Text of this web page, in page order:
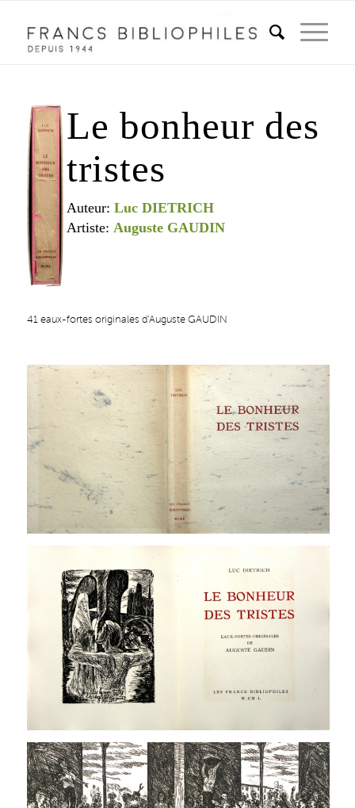
Le bonheur des
tristes
Auteur: Luc DIETRICH
Artiste: Auguste GAUDIN
41 eaux-fortes originales d’Auguste GAUDIN